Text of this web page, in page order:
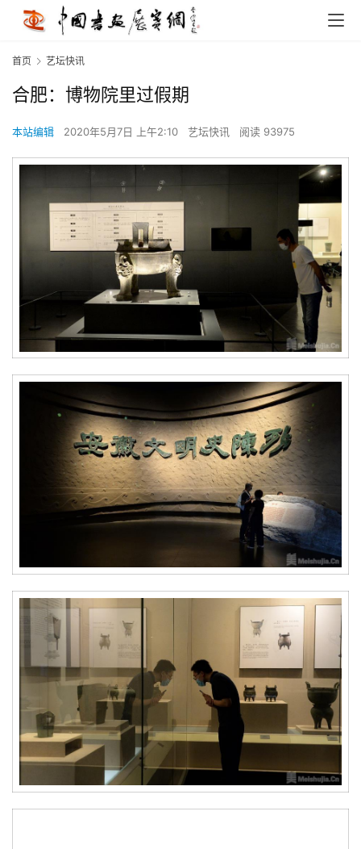
首
艺
快
讯
法
征
首页 艺坛快讯
合肥：博物院里过假期
本站编辑 2020年5月7日 上午2:10 艺坛快讯 阅读 93975